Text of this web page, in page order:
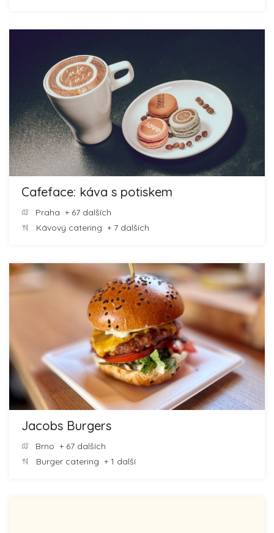
Cafeface: káva s potiskem
Praha + 67 dalších
Kávový catering + 7 dalších
Jacobs Burgers
Brno + 67 dalších
Burger catering + 1 další